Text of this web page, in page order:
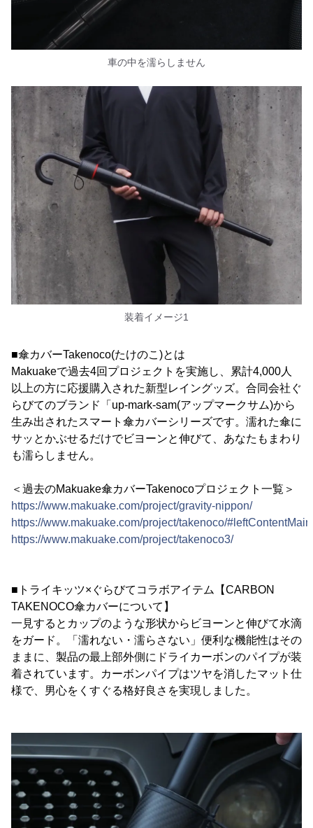
車の中を濡らしません
装着イメージ1
■傘カバーTakenoco(たけのこ)とは
Makuakeで過去4回プロジェクトを実施し、累計4,000人
以上の方に応援購入された新型レイングッズ。合同会社ぐ
らびてのブランド「up-mark-sam(アップマークサム)から
生み出されたスマート傘カバーシリーズです。濡れた傘に
サッとかぶせるだけでビヨーンと伸びて、あなたもまわり
も濡らしません。
＜過去のMakuake傘カバーTakenocoプロジェクト一覧＞
https://www.makuake.com/project/gravity-nippon/
https://www.makuake.com/project/takenoco/#leftContentMain
https://www.makuake.com/project/takenoco3/
■トライキッツ×ぐらびてコラボアイテム【CARBON
TAKENOCO傘カバーについて】
一見するとカップのような形状からビヨーンと伸びて水滴
をガード。「濡れない・濡らさない」便利な機能性はその
ままに、製品の最上部外側にドライカーボンのパイプが装
着されています。カーボンパイプはツヤを消したマット仕
様で、男心をくすぐる格好良さを実現しました。